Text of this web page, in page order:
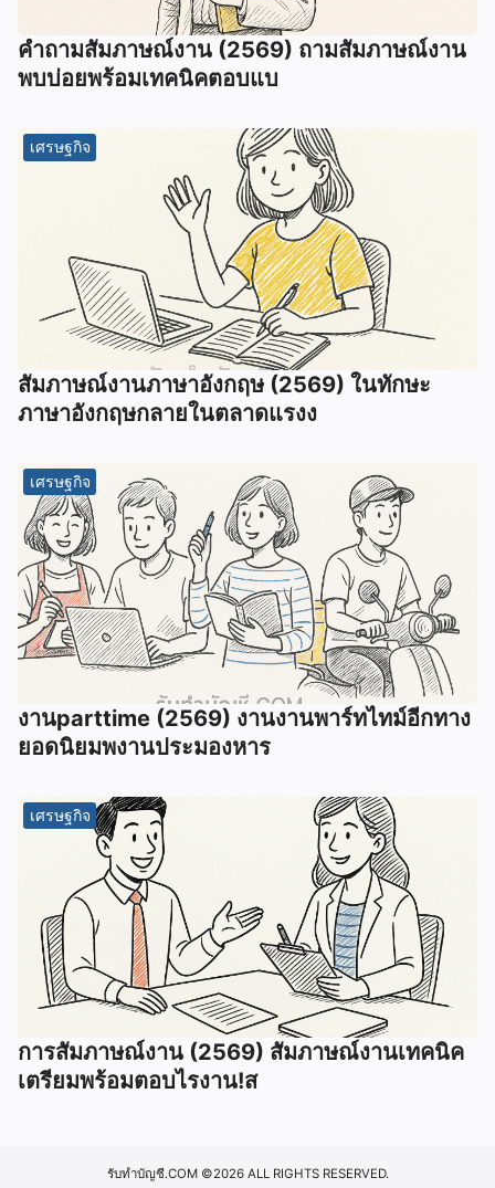
คำถามสัมภาษณ์งาน (2569) ถามสัมภาษณ์งาน
พบบ่อยพร้อมเทคนิคตอบแบ
เศรษฐกิจ
สัมภาษณ์งานภาษาอังกฤษ (2569) ในทักษะ
ภาษาอังกฤษกลายในตลาดแรงง
เศรษฐกิจ
งานparttime (2569) งานงานพาร์ทไทม์อีกทาง
ยอดนิยมพงานประมองหาร
เศรษฐกิจ
การสัมภาษณ์งาน (2569) สัมภาษณ์งานเทคนิค
เตรียมพร้อมตอบไรงาน!ส
รับทำบัญชี.COM©2026 ALL RIGHTS RESERVED.